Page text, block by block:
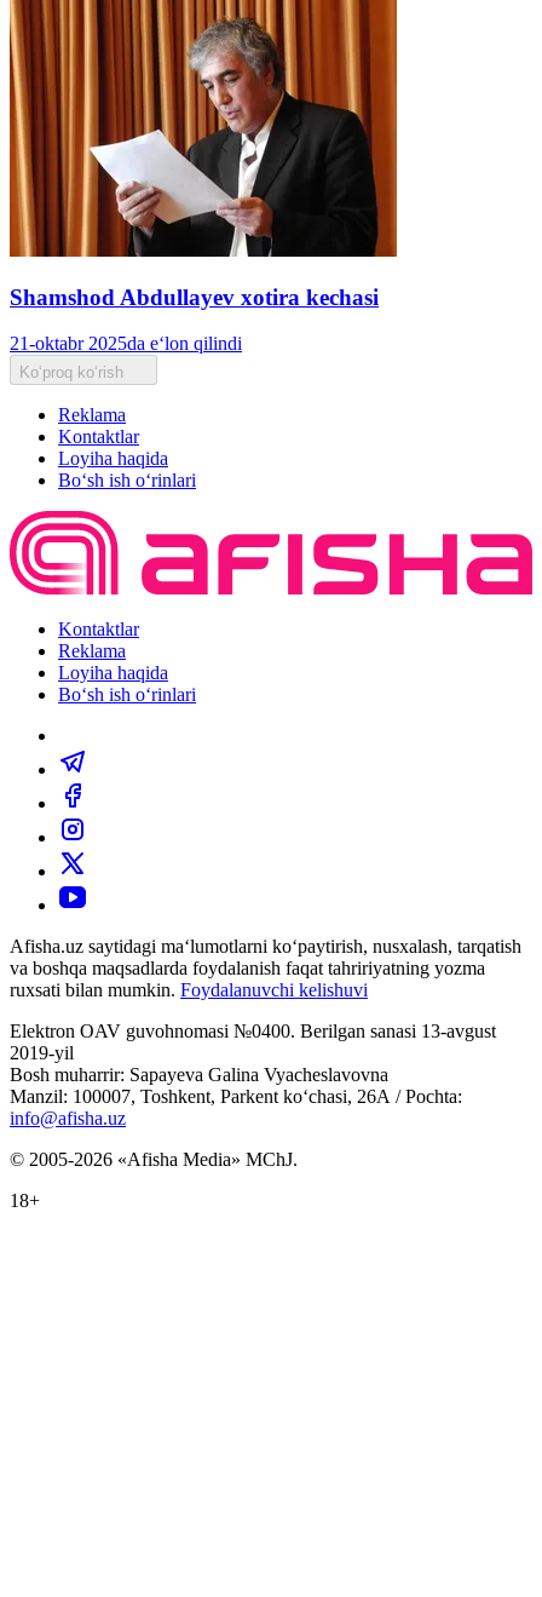
Shamshod Abdullayev xotira kechasi
21-oktabr 2025da e‘lon qilindi
Ko‘proq ko‘rish
Reklama
Kontaktlar
Loyiha haqida
Bo‘sh ish o‘rinlari
Kontaktlar
Reklama
Loyiha haqida
Bo‘sh ish o‘rinlari
Afisha.uz saytidagi ma‘lumotlarni ko‘paytirish, nusxalash, tarqatish
va boshqa maqsadlarda foydalanish faqat tahririyatning yozma
ruxsati bilan mumkin. Foydalanuvchi kelishuvi
Elektron OAV guvohnomasi №0400. Berilgan sanasi 13-avgust
2019-yil
Bosh muharrir: Sapayeva Galina Vyacheslavovna
Manzil: 100007, Toshkent, Parkent ko‘chasi, 26А / Pochta:
info@afisha.uz
© 2005-2026 «Afisha Media» MChJ.
18+